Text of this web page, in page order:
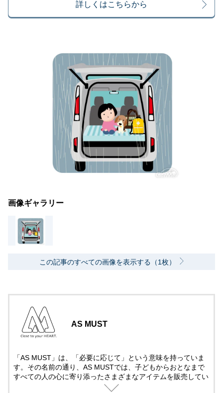
詳しくはこちらから
画像ギャラリー
この記事のすべての画像を表示する（1枚）
AS MUST
「AS MUST」は、「必要に応じて」という意味を持っていま
す。その名前の通り、AS MUSTでは、子どもからおとなまで
すべての人の心に寄り添ったさまざまなアイテムを販売してい
ます。今後も、みなさまの好奇心を満たす、魅力あふれる商品